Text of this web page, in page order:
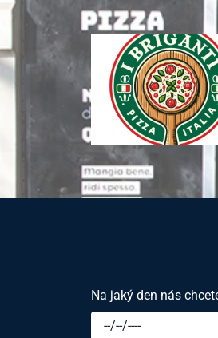
Na jaký den nás